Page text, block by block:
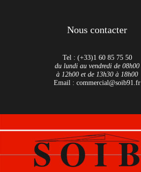
Nous contacter
Tel : (+33)1 60 85 75 50
du lundi au vendredi de 08h00
à 12h00 et de 13h30 à 18h00
Email : commercial@soib91.fr